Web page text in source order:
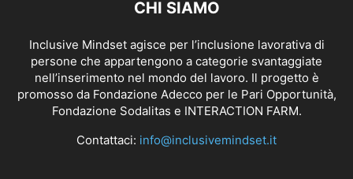
CHI SIAMO
Inclusive Mindset agisce per l’inclusione lavorativa di
persone che appartengono a categorie svantaggiate
nell’inserimento nel mondo del lavoro. Il progetto è
promosso da Fondazione Adecco per le Pari Opportunità,
Fondazione Sodalitas e INTERACTION FARM.
Contattaci: info@inclusivemindset.it